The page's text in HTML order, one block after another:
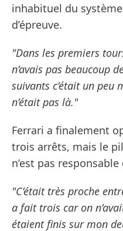
inhabituel du
d’épreuve.
"Dans les premiers
n’avais pas beaucoup
suivants c’était un
n’était pas là."
Ferrari a finalement
trois arrêts, mais le
n’est pas
"C’était très proche
a fait trois car on
étaient finis sur mon